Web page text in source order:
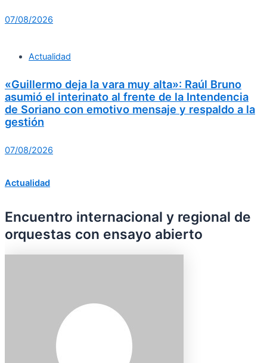
07/08/2026
Actualidad
«Guillermo deja la vara muy alta»: Raúl Bruno
asumió el interinato al frente de la Intendencia
de Soriano con emotivo mensaje y respaldo a la
gestión
07/08/2026
Actualidad
Encuentro internacional y regional de
orquestas con ensayo abierto